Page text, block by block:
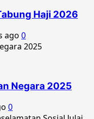
Haji 2026
ago 0
Negara 2025
0